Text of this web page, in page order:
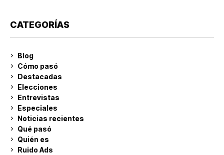
CATEGORÍAS
Blog
Cómo pasó
Destacadas
Elecciones
Entrevistas
Especiales
Noticias recientes
Qué pasó
Quién es
Ruido Ads